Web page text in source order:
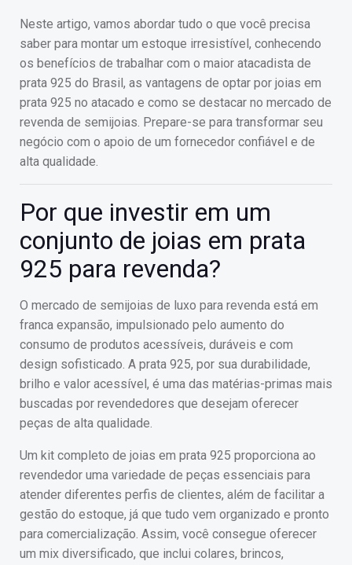
Neste artigo, vamos abordar tudo o que você precisa
saber para montar um estoque irresistível, conhecendo
os benefícios de trabalhar com o maior atacadista de
prata 925 do Brasil, as vantagens de optar por joias em
prata 925 no atacado e como se destacar no mercado de
revenda de semijoias. Prepare-se para transformar seu
negócio com o apoio de um fornecedor confiável e de
alta qualidade.
Por que investir em um
conjunto de joias em prata
925 para revenda?
O mercado de semijoias de luxo para revenda está em
franca expansão, impulsionado pelo aumento do
consumo de produtos acessíveis, duráveis e com
design sofisticado. A prata 925, por sua durabilidade,
brilho e valor acessível, é uma das matérias-primas mais
buscadas por revendedores que desejam oferecer
peças de alta qualidade.
Um kit completo de joias em prata 925 proporciona ao
revendedor uma variedade de peças essenciais para
atender diferentes perfis de clientes, além de facilitar a
gestão do estoque, já que tudo vem organizado e pronto
para comercialização. Assim, você consegue oferecer
um mix diversificado, que inclui colares, brincos,